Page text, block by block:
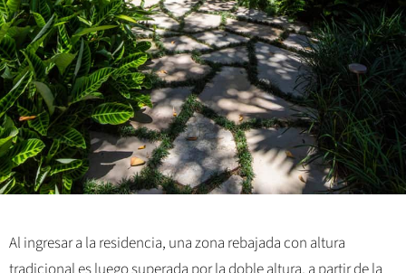
Al ingresar a la residencia, una zona rebajada con altura